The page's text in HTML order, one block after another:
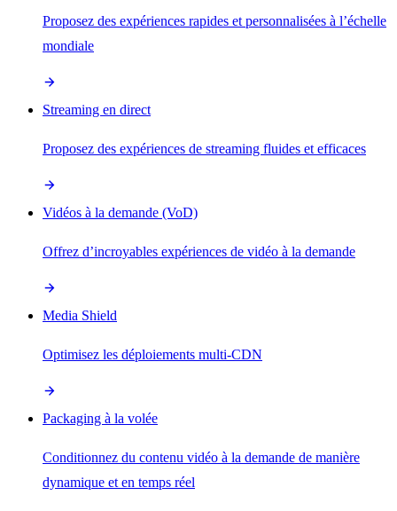
Proposez des expériences rapides et personnalisées à l’échelle
mondiale
Streaming en direct
Proposez des expériences de streaming fluides et efficaces
Vidéos à la demande (VoD)
Offrez d’incroyables expériences de vidéo à la demande
Media Shield
Optimisez les déploiements multi-CDN
Packaging à la volée
Conditionnez du contenu vidéo à la demande de manière
dynamique et en temps réel